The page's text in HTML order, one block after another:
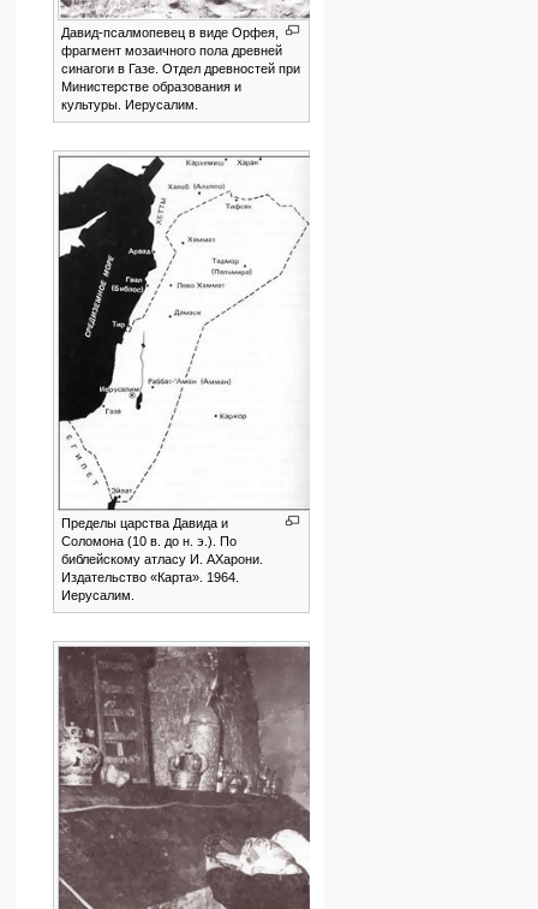
Давид-псалмопевец в виде Орфея,
фрагмент мозаичного пола древней
синагоги в Газе. Отдел древностей при
Министерстве образования и
культуры. Иерусалим.
Пределы царства Давида и
Соломона (10 в. до н. э.). По
библейскому атласу И. АХарони.
Издательство «Карта». 1964.
Иерусалим.